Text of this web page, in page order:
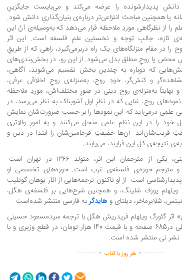
دانشِ پدیدارشونده را عرضه می‌کند و می‌بایست جایگزینِ
یا همچنین مباحث انتزاعی‌تر درباره‌ی بنیان‌گذاریِ دانش شود.
را از نظرگاهی موردِ ملاحظه قرار می‌دهد که به‌وسیله‌ی آنْ این
تازه، جالبِ توجه و نخستین علمِ فلسفه است. این اثر
را در مقام منزلگاه‌های یک راه دربرمی‌گیرد، راهی که از طریقِ
محض یا روحِ مطلق بدل می‌شود. از این رو، در بخش‌بندی‌های
که دوباره به چندین بخش تقسیم می‌شوند، آگاهی،
و کنش‌گر، خودِ روح، به‌منزله‌ی روحِ اخلاقی عرفی،
و نهایتاً به‌منزله‌ی روحِ دینی در صورِ مختلف‌اش، موردِ ملاحظه
نمودهای روح، غنایی که در نظرِ اول آشوبناک به نظر می‌رسد، در
علمی درمی‌آید که این نمودها را بر حسبِ ضرورت‌شان نمایش
خود را در این نظمِ علمی منحل می‌کنند و به امورِ والاتری
قریب‌شان‌اند. آن‌ها حقیقتِ فرجامین‌شان را ابتدا در دین و
نتیجه‌ی کلِ این فرایند، می‌یابند.
سید مسعود حسینی، یکی از مترجمان این اثر، متولد ۱۳۶۶ در تهران است.
مترجم حوزه‌ی فلسفه‌ی غرب است. حوزه‌های تخصصی او
است. از او تاکنون ترجمه‌هایی از آثار یوهان گوتلیب
یوزف شلینگ، و همچنین شرح‌هایی بر فلسفه‌ی هگل،
شلایرماخر، دیلتای و هایدگربه فارسی منتشر شده‌است.
اثر گئورگ ویلهلم فریدریش هگل با ترجمه سیدمسعود حسینی
و محمدمهدی اردبیلی در685 صفحه و با قیمت 140 هزار تومان، در قطع وزیری و با
نشر نی منتشر شده است.
...............
.هر روز با کتاب .
..............